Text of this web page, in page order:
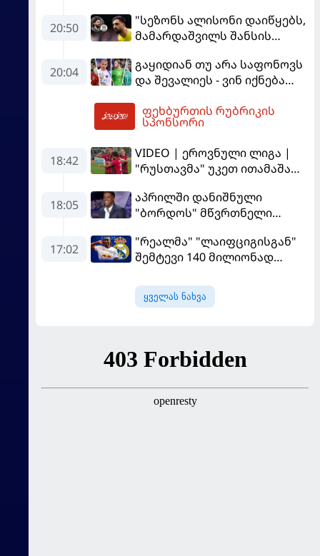
MVP გახდა
20:50
"სეზონს ალისონი დაიწყებს,
მამარდაშვილს შანსის
მოთმინება სჭირდება,
რომელსაც 100%-ით
"ლივერპულის" ყოფილმა
მეკარემ
20:04
გაყიდიან თუ არა საფონოვს
და შევალიეს - ვინ იქნება
ფეხბურთის რუბრიკის
სპონსორი
18:42
VIDEO | ეროვნული ლიგა |
"რუსთავმა" უკეთ ითამაშა
მოიგო, "ტორპედომ" გვიან
გაიღვიძა...
18:05
აპრილში დანიშნული
"ბორდოს" მწვრთნელი
17:02
"რეალმა" "ლაიფციგისგან"
შემტევი 140 მილიონად
ყველას ნახვა